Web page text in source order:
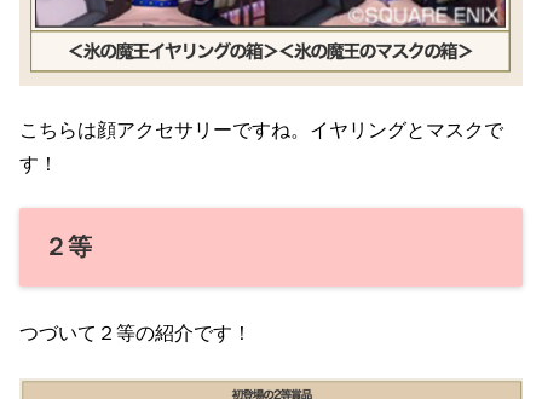
こちらは顔アクセサリーですね。イヤリングとマスクで
す！
２等
つづいて２等の紹介です！